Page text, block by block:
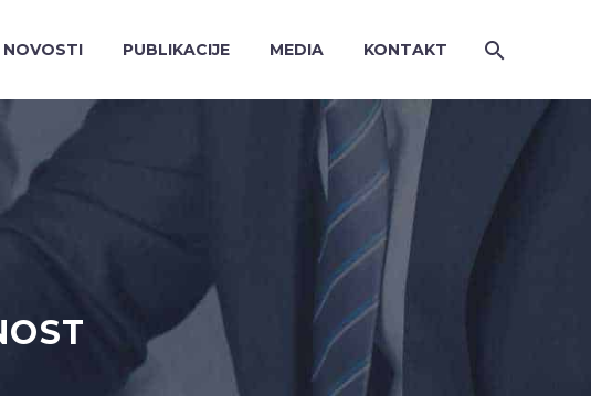
NOVOSTI PUBLIKACIJE MEDIA KONTAKT